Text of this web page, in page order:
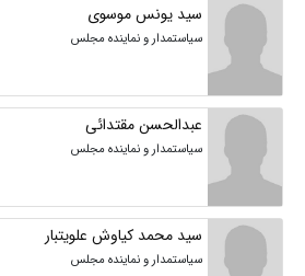
سید یونس موسوی
سیاستمدار و نماینده مجلس
عبدالحسن مقتدائی
سیاستمدار و نماینده مجلس
سید محمد کیاوش علویتبار
سیاستمدار و نماینده مجلس